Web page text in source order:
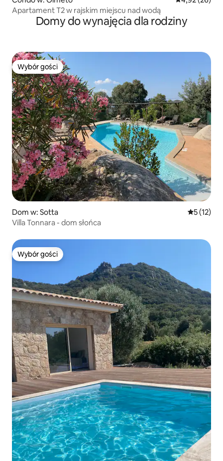
Apartament T2 w rajskim miejscu nad wodą
Domy do wynajęcia dla rodziny
Wybór gości
Wybór gości
Dom w: Sotta Średnia
5 (12)
Villa Tonnara - dom słońca
Wybór gości
Wybór gości